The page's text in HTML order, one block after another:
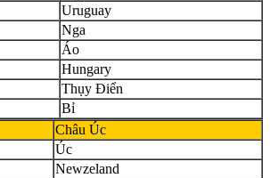
Uruguay
Nga
Áo
Hungary
Thụy Điển
Bỉ
Châu Úc
Úc
Newzeland